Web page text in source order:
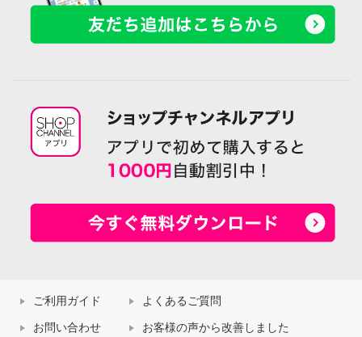
ご利用ガイド よくあるご質問
お問い合わせ お客様の声から改善しました